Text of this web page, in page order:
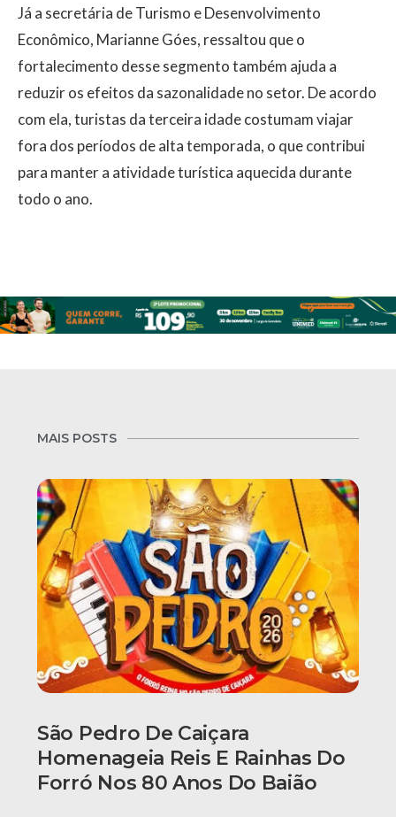
Já a secretária de Turismo e Desenvolvimento
Econômico, Marianne Góes, ressaltou que o
fortalecimento desse segmento também ajuda a
reduzir os efeitos da sazonalidade no setor. De acordo
com ela, turistas da terceira idade costumam viajar
fora dos períodos de alta temporada, o que contribui
para manter a atividade turística aquecida durante
todo o ano.
MAIS POSTS
São Pedro De Caiçara
Homenageia Reis E Rainhas Do
Forró Nos 80 Anos Do Baião